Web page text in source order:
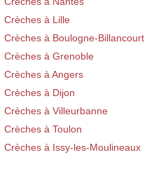
Crèches à Lille
Crèches à Boulogne-Billancourt
Crèches à Grenoble
Crèches à Angers
Crèches à Dijon
Crèches à Villeurbanne
Crèches à Toulon
Crèches à Issy-les-Moulineaux